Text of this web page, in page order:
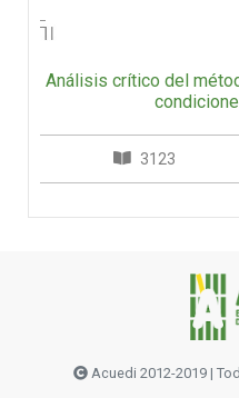
Análisis crítico del
3123
Acuedi 2012-2019 |